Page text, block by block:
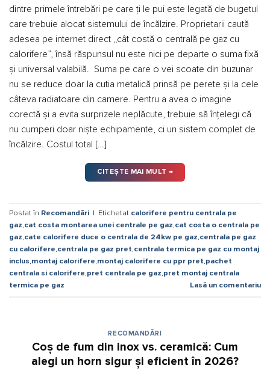
dintre primele întrebări pe care ți le pui este legată de bugetul
care trebuie alocat sistemului de încălzire. Proprietarii caută
adesea pe internet direct „cât costă o centrală pe gaz cu
calorifere”, însă răspunsul nu este nici pe departe o suma fixă
și universal valabilă. Suma pe care o vei scoate din buzunar
nu se reduce doar la cutia metalică prinsă pe perete și la cele
câteva radiatoare din camere. Pentru a avea o imagine
corectă și a evita surprizele neplăcute, trebuie să înțelegi că
nu cumperi doar niște echipamente, ci un sistem complet de
încălzire. Costul total […]
CITEȘTE MAI MULT →
Postat în Recomandări Etichetat calorifere pentru centrala pe
gaz,cat costa montarea unei centrale pe gaz,cat costa o centrala pe
gaz,cate calorifere duce o centrala de 24kw pe gaz,centrala pe gaz
cu calorifere,centrala pe gaz pret,centrala termica pe gaz cu montaj
inclus,montaj calorifere,montaj calorifere cu ppr pret,pachet
centrala si calorifere,pret centrala pe gaz,pret montaj centrala
termica pe gaz
Lasă un comentariu
RECOMANDĂRI
Coș de fum din inox vs. ceramică: Cum
alegi un horn sigur și eficient în 2026?